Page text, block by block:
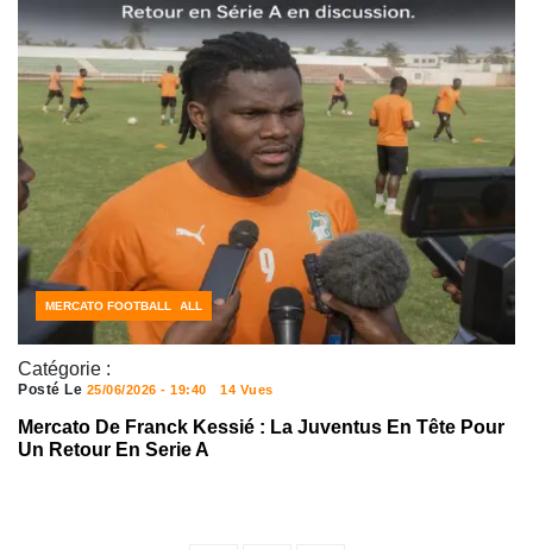
Catégorie :
CÔTE D'IVOIRE FOOTBALL
MERCATO FOOTBALL
Posté Le 25/06/2026 - 19:40 14 Vues
Mercato De Franck Kessié : La Juventus En Tête Pour
Un Retour En Serie A